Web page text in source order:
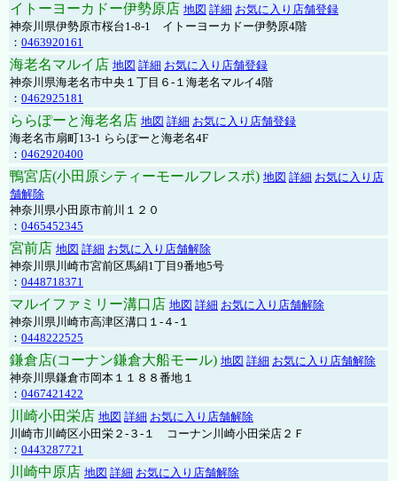
イトーヨーカドー伊勢原店 地図 詳細 お気に入り店舗登録
神奈川県伊勢原市桜台1-8-1 イトーヨーカドー伊勢原4階
： 0463920161
海老名マルイ店 地図 詳細 お気に入り店舗登録
神奈川県海老名市中央１丁目６-１海老名マルイ4階
： 0462925181
ららぽーと海老名店 地図 詳細 お気に入り店舗登録
海老名市扇町13-1 ららぽーと海老名4F
： 0462920400
鴨宮店(小田原シティーモールフレスポ) 地図 詳細 お気に入り店
舗解除
神奈川県小田原市前川１２０
： 0465452345
宮前店 地図 詳細 お気に入り店舗解除
神奈川県川崎市宮前区馬絹1丁目9番地5号
： 0448718371
マルイファミリー溝口店 地図 詳細 お気に入り店舗解除
神奈川県川崎市高津区溝口１-４-１
： 0448222525
鎌倉店(コーナン鎌倉大船モール) 地図 詳細 お気に入り店舗解除
神奈川県鎌倉市岡本１１８８番地１
： 0467421422
川崎小田栄店 地図 詳細 お気に入り店舗解除
川崎市川崎区小田栄２‐３‐１ コーナン川崎小田栄店２Ｆ
： 0443287721
川崎中原店 地図 詳細 お気に入り店舗解除